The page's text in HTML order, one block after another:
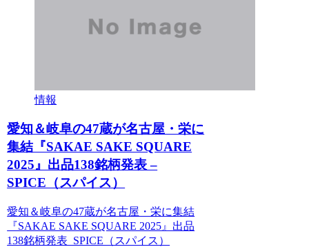
情報
愛知＆岐阜の47蔵が名古屋・栄に
集結『SAKAE SAKE SQUARE
2025』出品138銘柄発表 –
SPICE（スパイス）
愛知＆岐阜の47蔵が名古屋・栄に集結
『SAKAE SAKE SQUARE 2025』出品
138銘柄発表 SPICE（スパイス）